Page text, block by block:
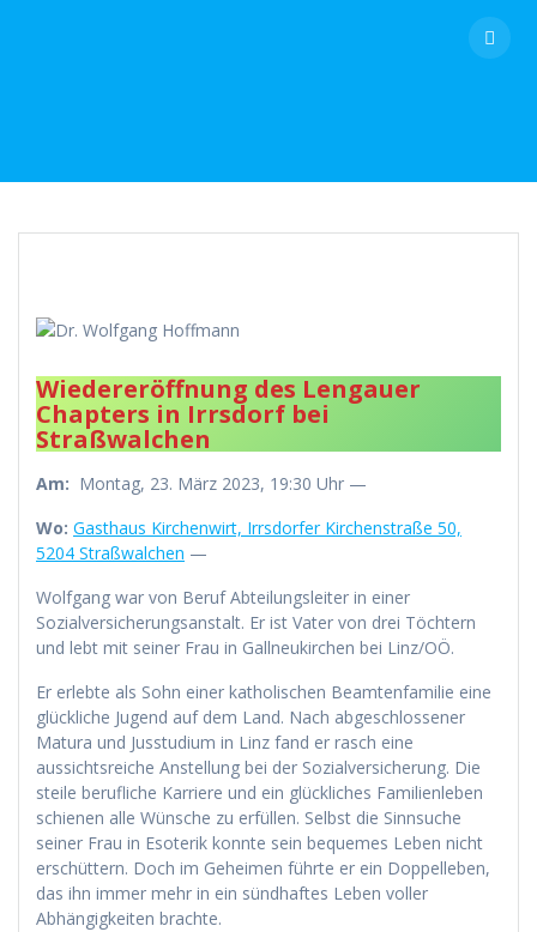
Wiedereröffnung des Lengauer
Chapters in Irrsdorf bei
Straßwalchen
Am: Montag, 23. März 2023, 19:30 Uhr —
Wo: Gasthaus Kirchenwirt, Irrsdorfer Kirchenstraße 50,
5204 Straßwalchen —
Wolfgang war von Beruf Abteilungsleiter in einer
Sozialversicherungsanstalt. Er ist Vater von drei Töchtern
und lebt mit seiner Frau in Gallneukirchen bei Linz/OÖ.
Er erlebte als Sohn einer katholischen Beamtenfamilie eine
glückliche Jugend auf dem Land. Nach abgeschlossener
Matura und Jusstudium in Linz fand er rasch eine
aussichtsreiche Anstellung bei der Sozialversicherung. Die
steile berufliche Karriere und ein glückliches Familienleben
schienen alle Wünsche zu erfüllen. Selbst die Sinnsuche
seiner Frau in Esoterik konnte sein bequemes Leben nicht
erschüttern. Doch im Geheimen führte er ein Doppelleben,
das ihn immer mehr in ein sündhaftes Leben voller
Abhängigkeiten brachte.